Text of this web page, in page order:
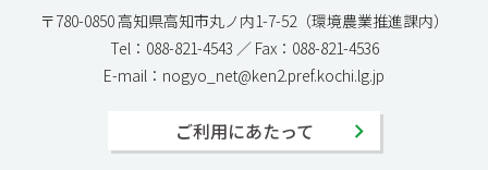
〒780-0850 高知県高知市丸ノ内1-7-52（環境農業推進課内）
Tel：088-821-4543 ／ Fax：088-821-4536
E-mail：nogyo_net@ken2.pref.kochi.lg.jp
ご利用にあたって